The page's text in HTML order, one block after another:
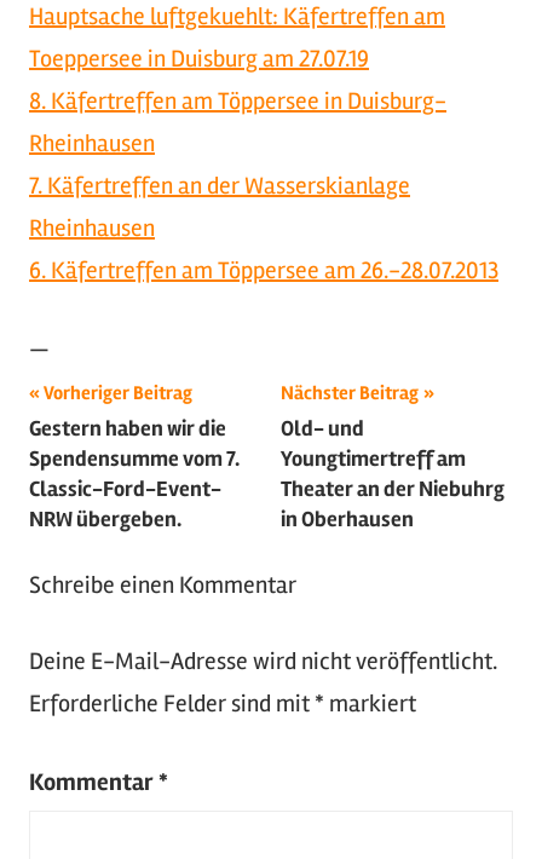
Hauptsache luftgekuehlt: Käfertreffen am
Toeppersee in Duisburg am 27.07.19
8. Käfertreffen am Töppersee in Duisburg-
Rheinhausen
7. Käfertreffen an der Wasserskianlage
Rheinhausen
6. Käfertreffen am Töppersee am 26.-28.07.2013
—
Schlagwörter:
2021,
Luftgekühlt,
Oldtimer,
Tuning,
VW
Beitragsnavigation
Vorheriger Beitrag
Gestern haben wir die
Spendensumme vom 7.
Classic-Ford-Event-
NRW übergeben.
Nächster Beitrag
Old- und
Youngtimertreff am
Theater an der Niebuhrg
in Oberhausen
Schreibe einen Kommentar
Deine E-Mail-Adresse wird nicht veröffentlicht.
Erforderliche Felder sind mit * markiert
Kommentar *